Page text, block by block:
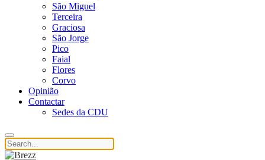
São Miguel
Terceira
Graciosa
São Jorge
Pico
Faial
Flores
Corvo
Opinião
Contactar
Sedes da CDU